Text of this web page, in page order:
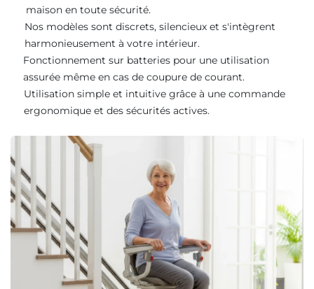
maison en toute sécurité.
Nos modèles sont discrets, silencieux et s'intègrent
harmonieusement à votre intérieur.
Fonctionnement sur batteries pour une utilisation
assurée même en cas de coupure de courant.
Utilisation simple et intuitive grâce à une commande
ergonomique et des sécurités actives.